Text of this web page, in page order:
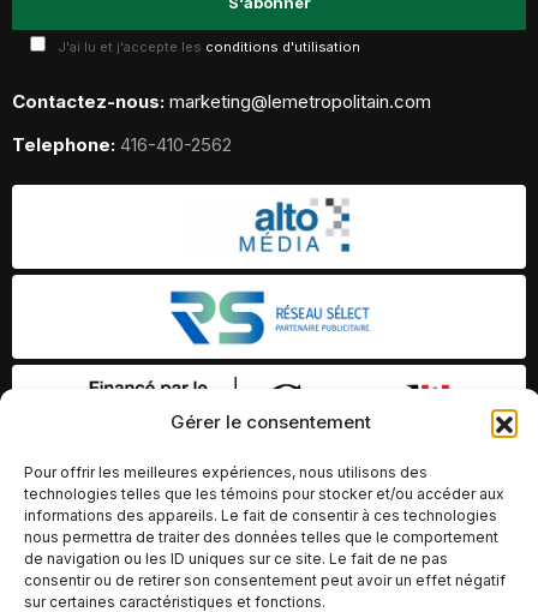
Gérer le consentement
Pour offrir les meilleures expériences, nous utilisons des
technologies telles que les témoins pour stocker et/ou accéder aux
informations des appareils. Le fait de consentir à ces technologies
nous permettra de traiter des données telles que le comportement
de navigation ou les ID uniques sur ce site. Le fait de ne pas
consentir ou de retirer son consentement peut avoir un effet négatif
sur certaines caractéristiques et fonctions.
J'ai lu et j'accepte les conditions d'utilisation
Contactez-nous: marketing@lemetropolitain.com
Telephone: 416-410-2562